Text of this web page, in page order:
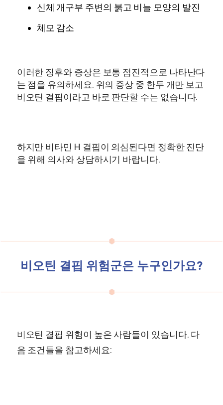
신체 개구부 주변의 붉고 비늘 모양의 발진
체모 감소
이러한 징후와 증상은 보통 점진적으로 나타난다
는 점을 유의하세요. 위의 증상 중 한두 개만 보고
비오틴 결핍이라고 바로 판단할 수는 없습니다.
하지만 비타민 H 결핍이 의심된다면 정확한 진단
을 위해 의사와 상담하시기 바랍니다.
비오틴 결핍 위험군은 누구인가요?
비오틴 결핍 위험이 높은 사람들이 있습니다. 다
음 조건들을 참고하세요: